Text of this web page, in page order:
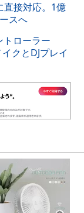
直接対応。1億
スへ
ローラー
クとDJプレイ